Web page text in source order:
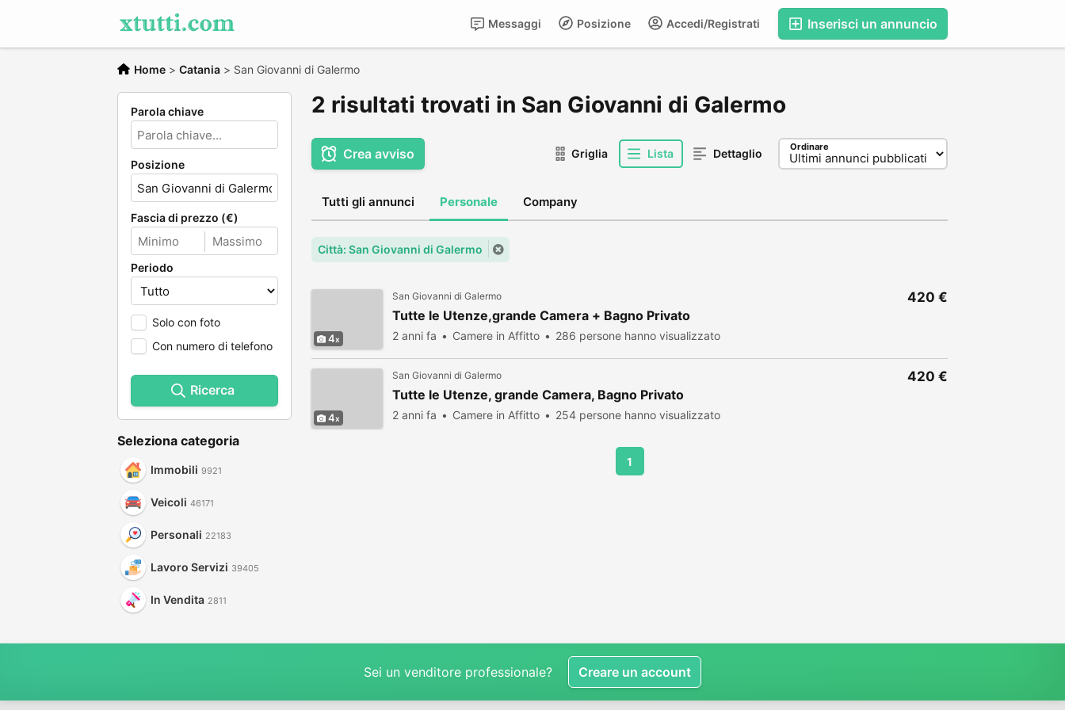
Inserisci un annuncio
Accedi/Registrati
Posizione
Messaggi
Home > Catania > San Giovanni di Galermo
Parola chiave
Posizione
Fascia di prezzo (€)
Periodo
Solo con foto
Con numero di telefono
Ricerca
Seleziona categoria
Immobili 9921
Veicoli 46171
Personali 22183
Lavoro Servizi 39405
In Vendita 2811
2 risultati trovati in San Giovanni di Galermo
Crea avviso Griglia Lista Dettaglio Ordinare
Tutti gli annunci Personale Company
Città: San Giovanni di Galermo
4
San Giovanni di Galermo
Tutte le Utenze,grande Camera + Bagno Privato
2 anni fa Camere in Affitto 286 persone hanno visualizzato
420 €
4
San Giovanni di Galermo
Tutte le Utenze, grande Camera, Bagno Privato
2 anni fa Camere in Affitto 254 persone hanno visualizzato
420 €
1
Sei un venditore professionale? Creare un account